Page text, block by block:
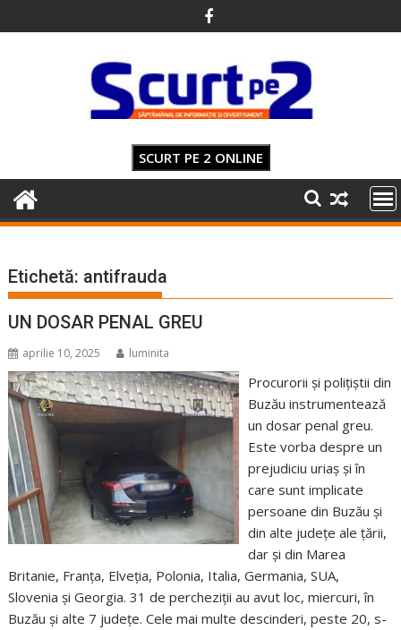
to
SCURT PE 2 ONLINE
Etichetă: antifrauda
UN DOSAR PENAL GREU
aprilie 10, 2025 luminita
Procurorii și polițiștii din
Buzău instrumentează
un dosar penal greu.
Este vorba despre un
prejudiciu uriaș și în
care sunt implicate
persoane din Buzău și
din alte județe ale țării,
dar și din Marea
Britanie, Franța, Elveția, Polonia, Italia, Germania, SUA,
Slovenia și Georgia. 31 de percheziții au avut loc, miercuri, în
Buzău și alte 7 județe. Cele mai multe descinderi, peste 20, s-